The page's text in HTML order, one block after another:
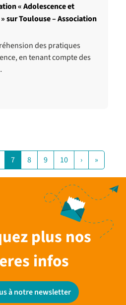
« Adolescence et
sur Toulouse – Association
des pratiques
en tenant compte des
7 8 9 10 › »
plus nos
infos
à notre newsletter